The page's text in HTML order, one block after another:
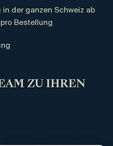
der ganzen Schweiz ab
Bestellung
ZU IHREN